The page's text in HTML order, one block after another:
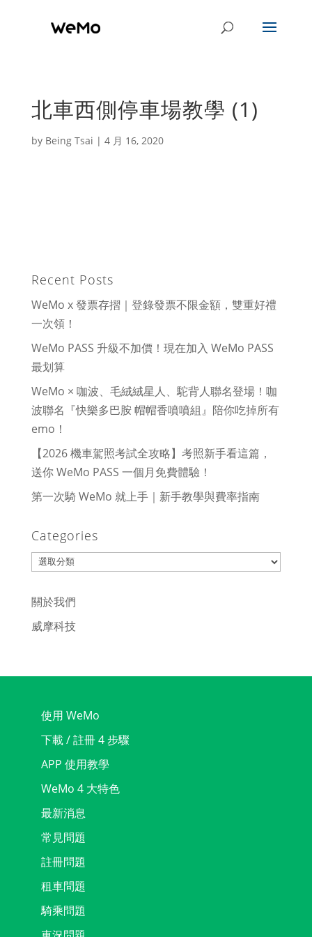
北車西側停車場教學 (1)
by Being Tsai | 4 月 16, 2020
Recent Posts
WeMo x 發票存摺｜登錄發票不限金額，雙重好禮
一次領！
WeMo PASS 升級不加價！現在加入 WeMo PASS
最划算
WeMo × 咖波、毛絨絨星人、駝背人聯名登場！咖
波聯名『快樂多巴胺 帽帽香噴噴組』陪你吃掉所有
emo！
【2026 機車駕照考試全攻略】考照新手看這篇，
送你 WeMo PASS 一個月免費體驗！
第一次騎 WeMo 就上手｜新手教學與費率指南
Categories
Categories
關於我們
威摩科技
使用 WeMo
下載 / 註冊 4 步驟
APP 使用教學
WeMo 4 大特色
最新消息
常見問題
註冊問題
租車問題
騎乘問題